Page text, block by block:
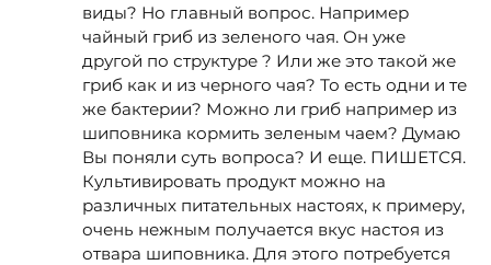
виды? Но главный вопрос. Например
чайный гриб из зеленого чая. Он уже
другой по структуре ? Или же это такой же
гриб как и из черного чая? То есть одни и те
же бактерии? Можно ли гриб например из
шиповника кормить зеленым чаем? Думаю
Вы поняли суть вопроса? И еще. ПИШЕТСЯ.
Культивировать продукт можно на
различных питательных настоях, к примеру,
очень нежным получается вкус настоя из
отвара шиповника. Для этого потребуется